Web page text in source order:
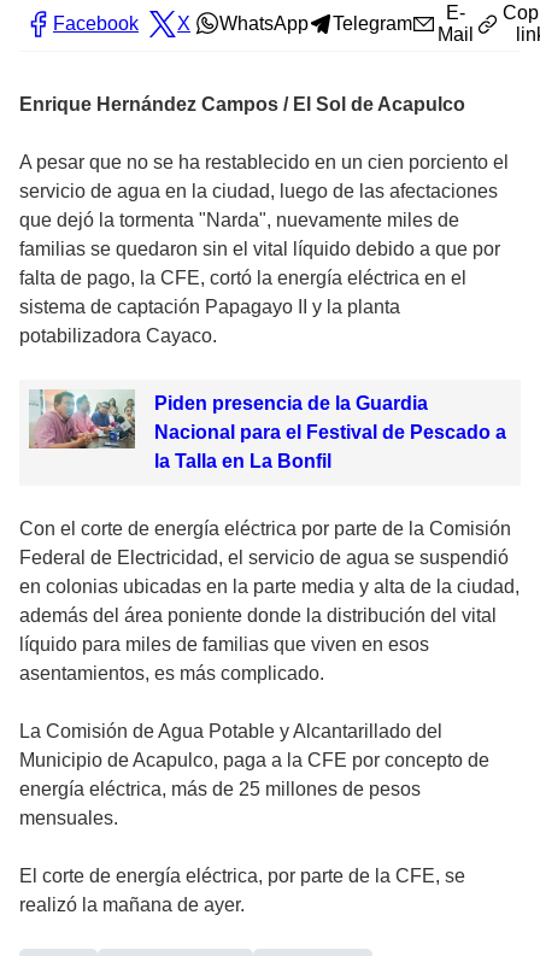
Facebook X WhatsApp Telegram
E-
Mail
Enrique Hernández Campos / El Sol de Acapulco
A pesar que no se ha restablecido en un cien porciento el
servicio de agua en la ciudad, luego de las afectaciones
que dejó la tormenta "Narda", nuevamente miles de
familias se quedaron sin el vital líquido debido a que por
falta de pago, la CFE, cortó la energía eléctrica en el
sistema de captación Papagayo II y la planta
potabilizadora Cayaco.
Piden presencia de la Guardia
Nacional para el Festival de Pescado a
la Talla en La Bonfil
Con el corte de energía eléctrica por parte de la Comisión
Federal de Electricidad, el servicio de agua se suspendió
en colonias ubicadas en la parte media y alta de la ciudad,
además del área poniente donde la distribución del vital
líquido para miles de familias que viven en esos
asentamientos, es más complicado.
La Comisión de Agua Potable y Alcantarillado del
Municipio de Acapulco, paga a la CFE por concepto de
energía eléctrica, más de 25 millones de pesos
mensuales.
El corte de energía eléctrica, por parte de la CFE, se
realizó la mañana de ayer.